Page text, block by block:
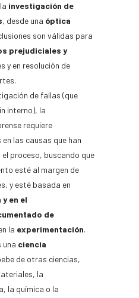
investigación de
, desde una óptica
son válidas para
prejudiciales y
y en resolución de
de fallas (que
interno), la
requiere
las causas que han
proceso, buscando que
esté al margen de
y esté basada en
en el
de
la experimentación.
una ciencia
de otras ciencias,
la
la química o la